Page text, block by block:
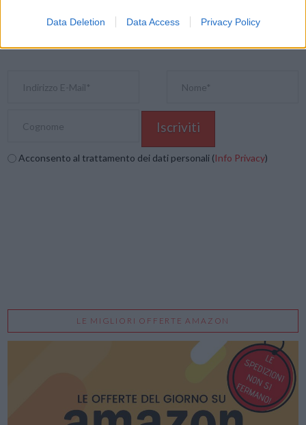
Data Deletion Data Access Privacy Policy
Vuoi ricevere gli aggiornamenti delle news di TecnoGazzetta?
Acconsento al trattamento dei dati personali (Info Privacy)
LE MIGLIORI OFFERTE AMAZON